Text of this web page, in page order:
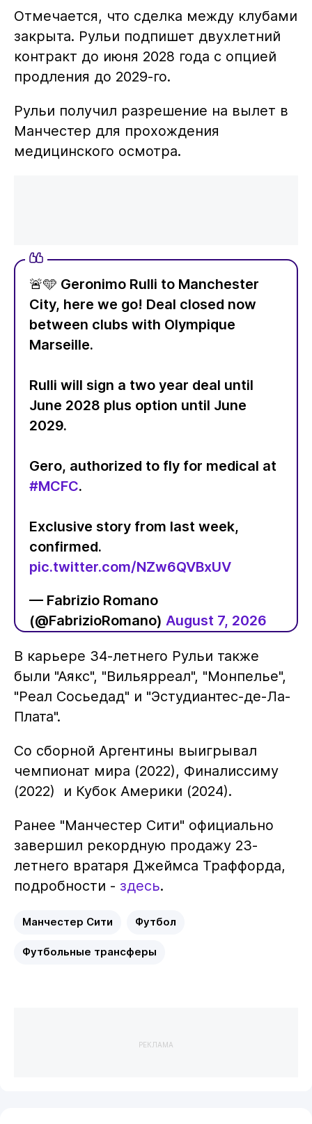
Отмечается, что сделка между клубами
закрыта. Рульи подпишет двухлетний
контракт до июня 2028 года с опцией
продления до 2029-го.
Рульи получил разрешение на вылет в
Манчестер для прохождения
медицинского осмотра.
🚨🩵 Geronimo Rulli to Manchester
City, here we go! Deal closed now
between clubs with Olympique
Marseille.
Rulli will sign a two year deal until
June 2028 plus option until June
2029.
Gero, authorized to fly for medical at
#MCFC.
Exclusive story from last week,
confirmed.
pic.twitter.com/NZw6QVBxUV
— Fabrizio Romano
(@FabrizioRomano) August 7, 2026
В карьере 34-летнего Рульи также
были "Аякс", "Вильярреал", "Монпелье",
"Реал Сосьедад" и "Эстудиантес-де-Ла-
Плата".
Со сборной Аргентины выигрывал
чемпионат мира (2022), Финалиссиму
(2022) и Кубок Америки (2024).
Ранее "Манчестер Сити" официально
завершил рекордную продажу 23-
летнего вратаря Джеймса Траффорда,
подробности - здесь.
Манчестер Сити Футбол
Футбольные трансферы
РЕКЛАМА